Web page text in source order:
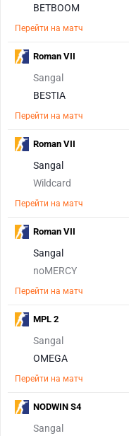
BETBOOM
Перейти на матч
Sangal
BESTIA
Перейти на матч
Roman VII
Sangal
Wildcard
Перейти на матч
Roman VII
Sangal
noMERCY
Перейти на матч
Roman VII
Sangal
OMEGA
Перейти на матч
MPL 2
Sangal
NODWIN S4